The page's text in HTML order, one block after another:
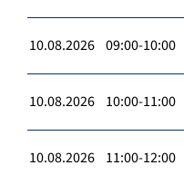
10.08.2026 09:00-10:00
10.08.2026 10:00-11:00
10.08.2026 11:00-12:00